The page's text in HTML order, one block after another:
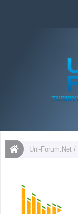
Uni-Forum.Net /